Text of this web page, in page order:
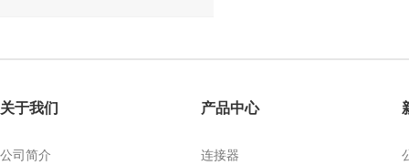
关于我们
公司简介
产品中心
连接器